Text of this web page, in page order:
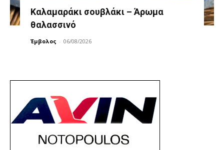
Καλαμαράκι σουβλάκι – Άρωμα
θαλασσινό
Έμβολος - 06/08/2026